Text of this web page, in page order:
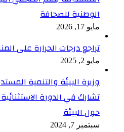
الوطنية للصحافة
مايو 17, 2026
تراجع درجات الحرارة على
مايو 2, 2025
وزيرة البيئة والتنمية
تشارك في الدورة
حول البيئة
سبتمبر 7, 2024